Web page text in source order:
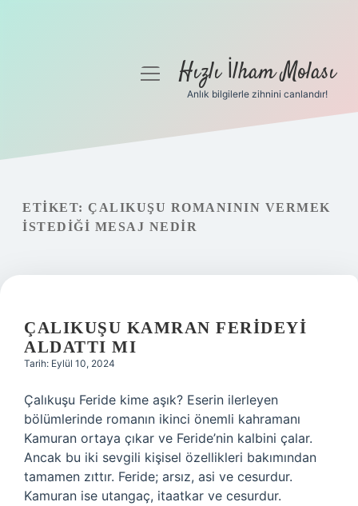
Gizlilik Politikası
Hakkımızda
menüyüHızlı İlham Molası
Anlık bilgilerle zihnini canlandır!
ETIKET: ÇALIKUŞU ROMANININ VERMEK
ISTEDIĞI MESAJ NEDIR
ÇALIKUŞU KAMRAN FERIDEYI
ALDATTI MI
Tarih: Eylül 10, 2024
Çalıkuşu Feride kime aşık? Eserin ilerleyen
bölümlerinde romanın ikinci önemli kahramanı
Kamuran ortaya çıkar ve Feride’nin kalbini çalar.
Ancak bu iki sevgili kişisel özellikleri bakımından
tamamen zıttır. Feride; arsız, asi ve cesurdur.
Kamuran ise utangaç, itaatkar ve cesurdur.